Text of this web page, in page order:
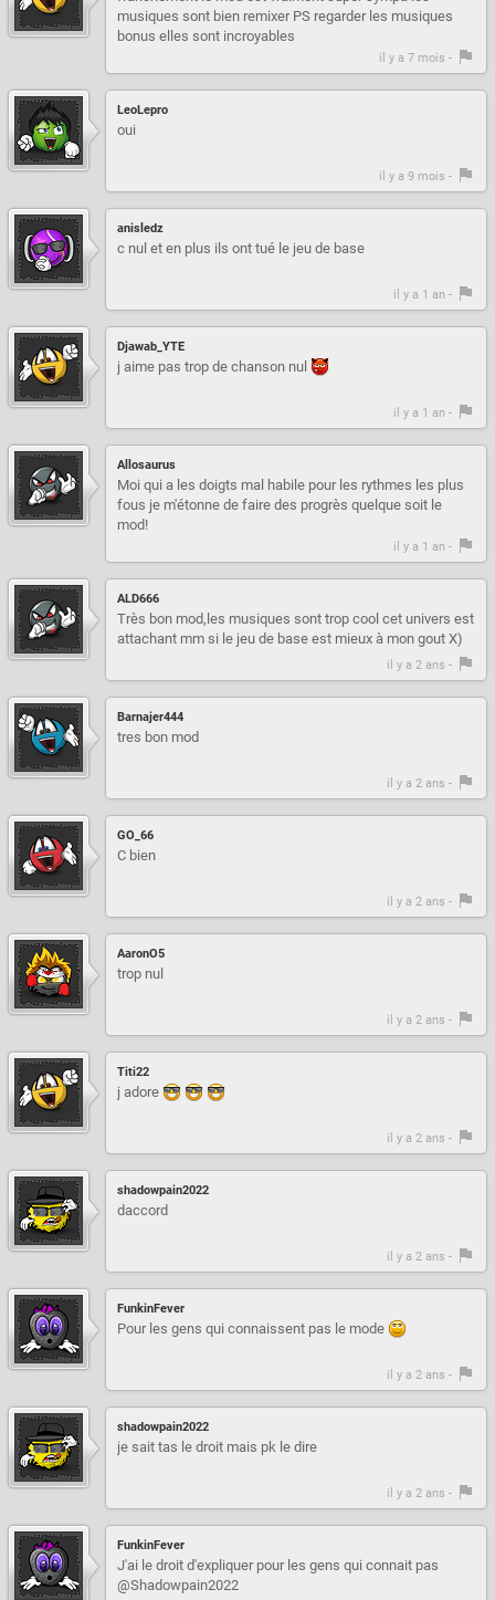
musiques sont bien remixer PS regarder les musiques
bonus elles sont incroyables
il y a 7 mois -
LeoLepro
oui
il y a 9 mois -
anisledz
c nul et en plus ils ont tué le jeu de base
il y a 1 an -
Djawab_YTE
j aime pas trop de chanson nul
il y a 1 an -
Allosaurus
Moi qui a les doigts mal habile pour les rythmes les plus
fous je m'étonne de faire des progrès quelque soit le
mod!
il y a 1 an -
ALD666
Très bon mod,les musiques sont trop cool cet univers est
attachant mm si le jeu de base est mieux à mon gout X)
il y a 2 ans -
Barnajer444
tres bon mod
il y a 2 ans -
GO_66
C bien
il y a 2 ans -
AaronO5
trop nul
il y a 2 ans -
Titi22
j adore
il y a 2 ans -
shadowpain2022
daccord
il y a 2 ans -
FunkinFever
Pour les gens qui connaissent pas le mode
il y a 2 ans -
shadowpain2022
je sait tas le droit mais pk le dire
il y a 2 ans -
FunkinFever
J'ai le droit d'expliquer pour les gens qui connait pas
@Shadowpain2022